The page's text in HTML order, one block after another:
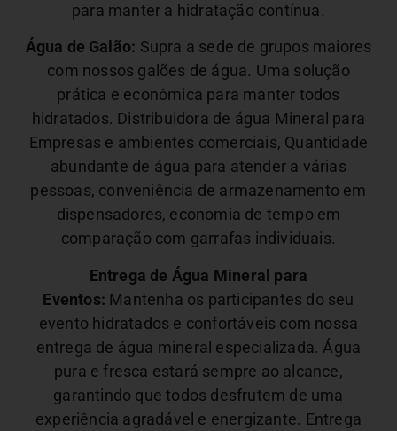
para manter a hidratação contínua.
Água de Galão: Supra a sede de grupos maiores
com nossos galões de água. Uma solução
prática e econômica para manter todos
hidratados. Distribuidora de água Mineral para
Empresas e ambientes comerciais, Quantidade
abundante de água para atender a várias
pessoas, conveniência de armazenamento em
dispensadores, economia de tempo em
comparação com garrafas individuais.
Entrega de Água Mineral para
Eventos: Mantenha os participantes do seu
evento hidratados e confortáveis com nossa
entrega de água mineral especializada. Água
pura e fresca estará sempre ao alcance,
garantindo que todos desfrutem de uma
experiência agradável e energizante. Entrega